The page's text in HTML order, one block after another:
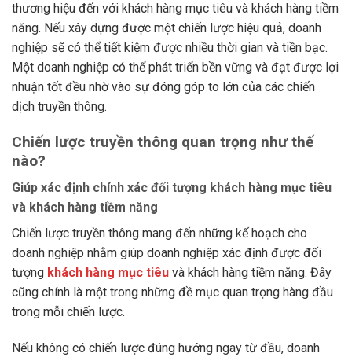
thương hiệu đến với khách hàng mục tiêu và khách hàng tiềm
năng. Nếu xây dựng được một chiến lược hiệu quả, doanh
nghiệp sẽ có thể tiết kiệm được nhiều thời gian và tiền bạc.
Một doanh nghiệp có thể phát triển bền vững và đạt được lợi
nhuận tốt đều nhờ vào sự đóng góp to lớn của các chiến
dịch truyền thông.
Chiến lược truyền thông quan trọng như thế
nào?
Giúp xác định chính xác đối tượng khách hàng mục tiêu
và khách hàng tiềm năng
Chiến lược truyền thông mang đến những kế hoạch cho
doanh nghiệp nhằm giúp doanh nghiệp xác định được đối
tượng khách hàng mục tiêu và khách hàng tiềm năng. Đây
cũng chính là một trong những đề mục quan trọng hàng đầu
trong mỗi chiến lược.
Nếu không có chiến lược đúng hướng ngay từ đầu, doanh